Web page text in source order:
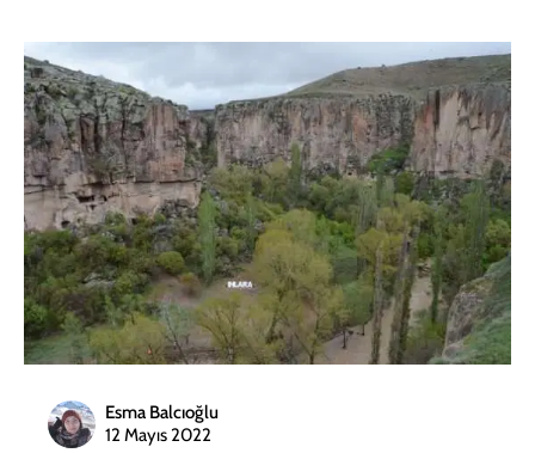
Esma Balcıoğlu
12 Mayıs 2022